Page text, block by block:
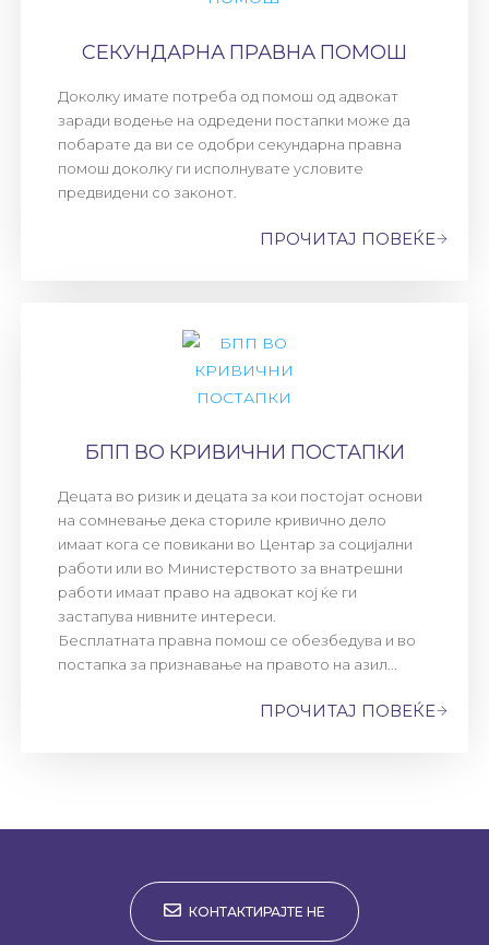
СЕКУНДАРНА ПРАВНА ПОМОШ
Доколку имате потреба од помош од адвокат
заради водење на одредени постапки може да
побарате да ви се одобри секундарна правна
помош доколку ги исполнувате условите
предвидени со законот.
ПРОЧИТАЈ ПОВЕЌЕ
БПП ВО КРИВИЧНИ ПОСТАПКИ
Децата во ризик и децата за кои постојат основи
на сомневање дека сториле кривично дело
имаат кога се повикани во Центар за социјални
работи или во Министерството за внатрешни
работи имаат право на адвокат кој ќе ги
застапува нивните интереси.
Бесплатната правна помош се обезбедува и во
постапка за признавање на правото на азил...
ПРОЧИТАЈ ПОВЕЌЕ
КОНТАКТИРАЈТЕ НЕ